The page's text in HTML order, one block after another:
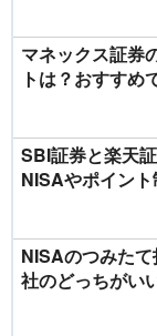
マネックス証券
トは？おすすめ
SBI証券と楽天
NISAやポイン
NISAのつみた
社のどっちがい